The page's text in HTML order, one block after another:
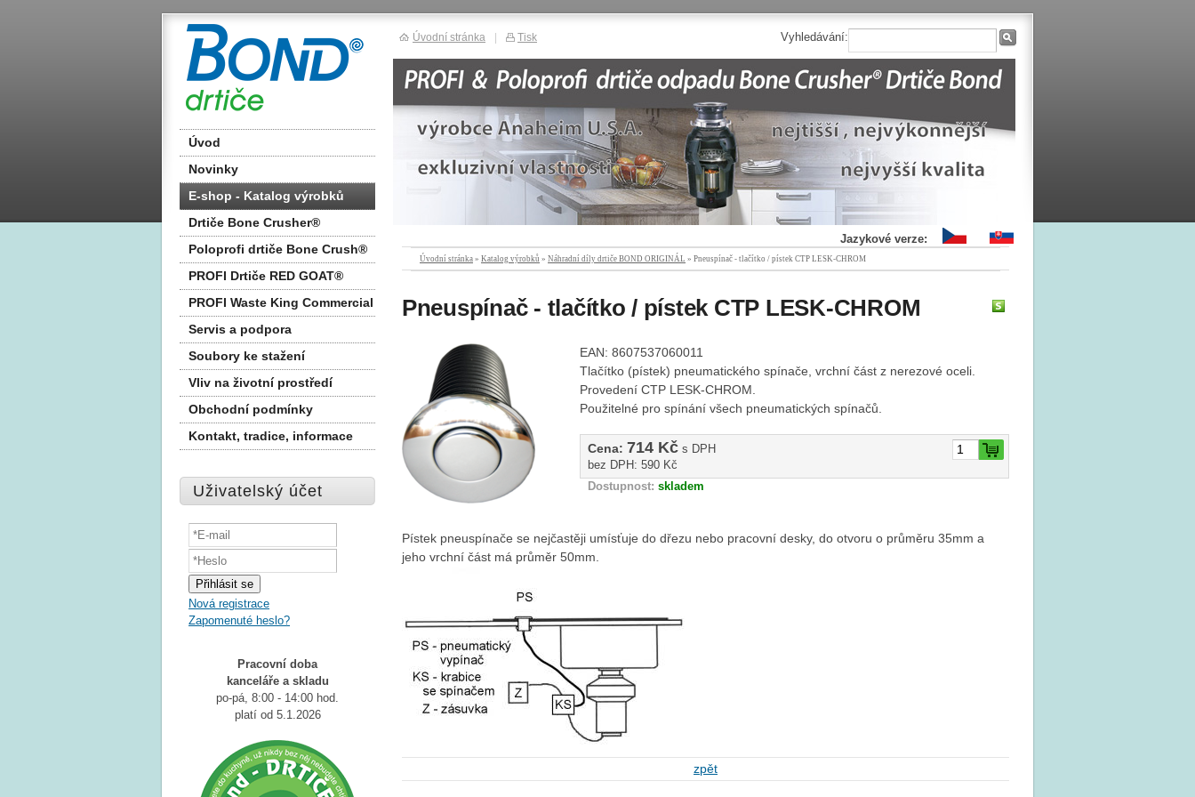
Úvodní stránka » Katalog výrobků » Náhradní díly drtiče BOND ORIGINÁL » Pneuspínač - tlačítko / pístek CTP LESK-CHROM
Pneuspínač - tlačítko / pístek CTP LESK-CHROM
EAN: 8607537060011
Tlačítko (pístek) pneumatického spínače, vrchní část z nerezové oceli.
Provedení CTP LESK-CHROM.
Použitelné pro spínání všech pneumatických spínačů.
Cena: 714 Kč s DPH
bez DPH: 590 Kč
Dostupnost: skladem
Pístek pneuspínače se nejčastěji umísťuje do dřezu nebo pracovní desky, do otvoru o průměru 35mm a
jeho vrchní část má průměr 50mm.
zpět
Úvod
Novinky
E-shop - Katalog výrobků
2025
Drtiče Bone Crusher®
Poloprofi drtiče Bone Crush®
PROFI Drtiče RED GOAT®
PROFI Waste King Commercial
Servis a podpora
Soubory ke stažení
Vliv na životní prostředí
Obchodní podmínky
Kontakt, tradice, informace
Uživatelský účet
Nová registrace
Zapomenuté heslo?
Jazykové verze:
Pracovní doba
kanceláře a skladu
po-pá, 8:00 - 14:00 hod.
platí od 5.1.2026
Vyhledávání:
Úvodní stránka | Tisk